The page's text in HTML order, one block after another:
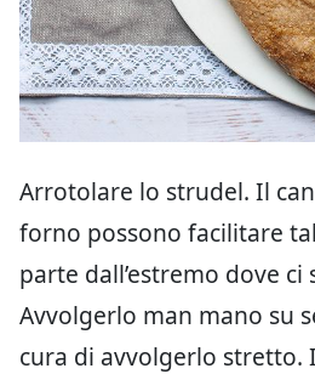
Arrotolare lo strudel. Il
forno possono facilitare
parte dall’estremo dove ci
Avvolgerlo man mano su
cura di avvolgerlo stretto.